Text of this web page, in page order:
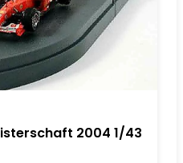
2004 1/43